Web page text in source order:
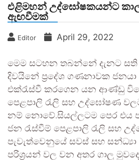
එළිමහන් උද්ඝෝෂකයන්ට
ඇඟවීමක්
Editor April 29, 2022
මෙම සටහන තබන්නේ දැනට සති
දිවයිනේ ප්‍රදේශ ගණනාවක
එක්රැස්වී කරගෙන යන ආණ්ඩු
පෙළපාලි රැලි සහ උද්ඝෝෂණ
නම් නොවේ.සියල්ලටම පෙර එය
ජන රැස්වීම් පෙළපාලි රැලි සහ
පැවැත්වෙනුයේ සවස් සහ
පරිශ්‍රයන් වල වන අතර ගාලු